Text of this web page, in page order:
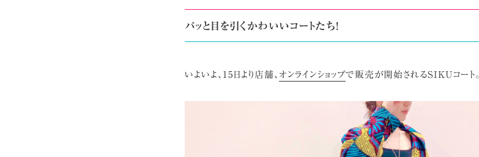
パッと目を引くかわいいコートたち!
いよいよ、15日より店舗、 オンラインショップで販売が開始されるSIKUコート。